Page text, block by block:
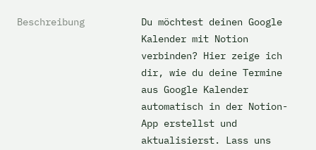
Beschreibung
Du möchtest deinen Google
Kalender mit Notion
verbinden? Hier zeige ich
dir, wie du deine Termine
aus Google Kalender
automatisch in der Notion-
App erstellst und
aktualisierst. Lass uns